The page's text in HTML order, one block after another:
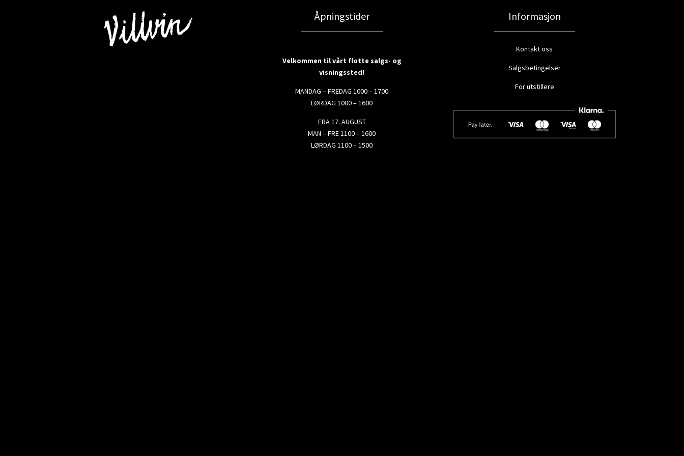
Åpningstider
Velkommen til vårt flotte salgs- og
visningssted!
MANDAG – FREDAG 1000 – 1700
LØRDAG 1000 – 1600
FRA 17. AUGUST
MAN – FRE 1100 – 1600
LØRDAG 1100 – 1500
Informasjon
Kontakt oss
Salgsbetingelser
For utstillere